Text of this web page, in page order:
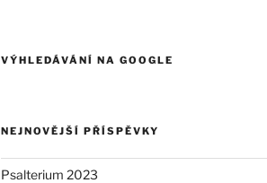
VÝHLEDÁVÁNÍ NA GOOGLE
NEJNOVĚJŠÍ PŘÍSPĚVKY
Psalterium 2023